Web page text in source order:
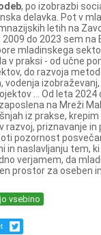
, po izobrazbi
delavka. Pot v
letih na
2009 do 2023 sem na
mladinskega
v praksi - od učne
do razvoja
vodenja
... Od leta 2024
na Mreži
iz prakse, krepim
razvoj, priznavanje
pozornost
in naslavljanju tem,
verjamem, da
prostor za oseben
vsebino